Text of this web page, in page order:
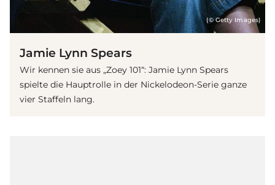
(© Getty Images)
Jamie Lynn Spears
Wir kennen sie aus „Zoey 101“: Jamie Lynn Spears
spielte die Hauptrolle in der Nickelodeon-Serie ganze
vier Staffeln lang.